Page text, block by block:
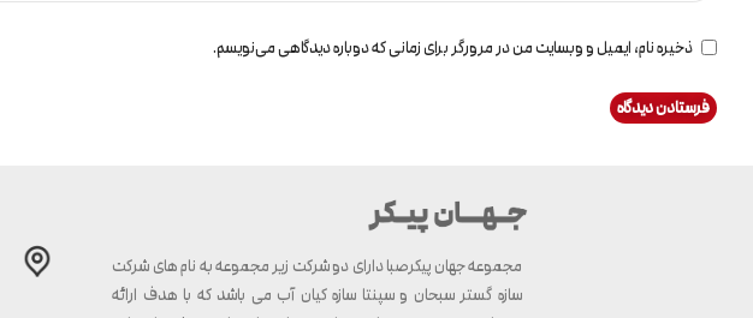
ذخیره نام، ایمیل و وبسایت من در مرورگر برای زمانی که دوباره دیدگاهی می‌نویسم.
مجموعه جهان پیکرصبا دارای دو شرکت زیر مجموعه به نام های شرکت
سازه گستر سبحان و سپنتا سازه کیان آب می باشد که با هدف ارائه